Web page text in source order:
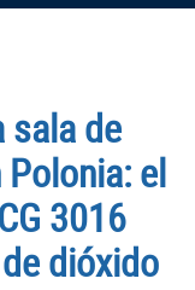
sala de
el
3016
dióxido